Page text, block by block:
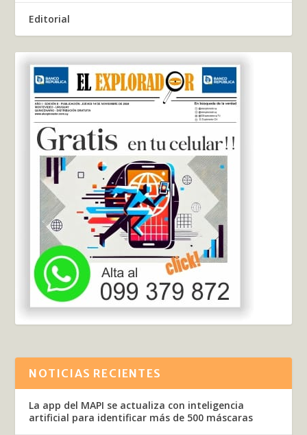
Editorial
NOTICIAS RECIENTES
La app del MAPI se actualiza con inteligencia
artificial para identificar más de 500 máscaras